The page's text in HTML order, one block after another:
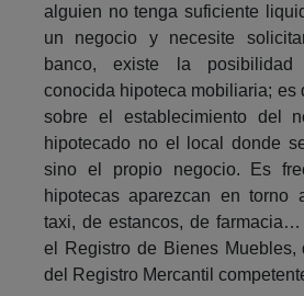
alguien no tenga suficiente
un negocio y necesite
banco, existe la
conocida hipoteca mobiliaria; es
sobre el establecimiento del
hipotecado no el local donde
sino el propio negocio. Es
hipotecas aparezcan en torno
taxi, de estancos, de
el Registro de Bienes Muebles,
del Registro Mercantil